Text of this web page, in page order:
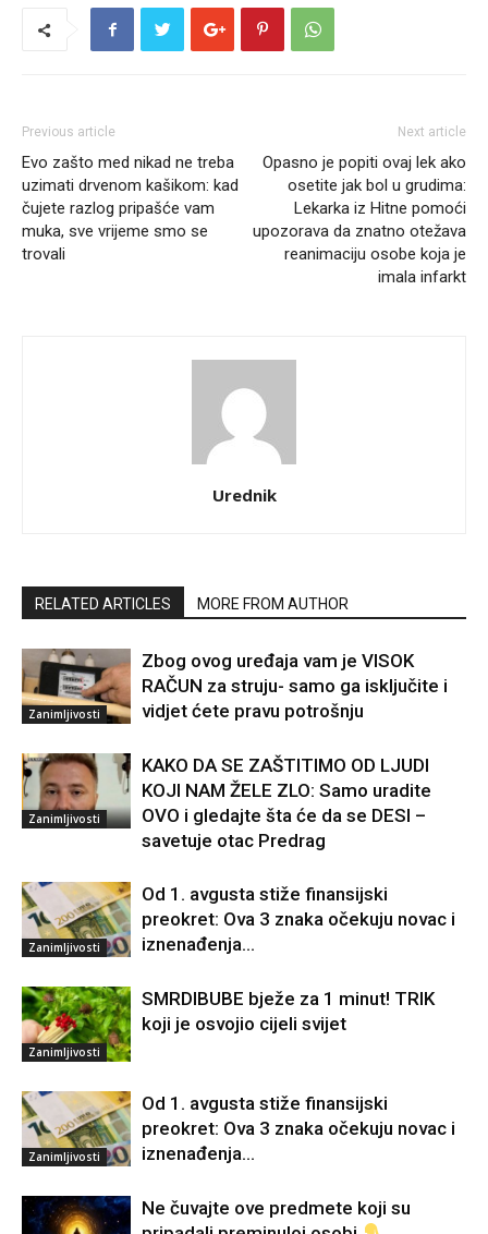
Previous article
Evo zašto med nikad ne treba
uzimati drvenom kašikom: kad
čujete razlog pripašće vam
muka, sve vrijeme smo se
trovali
Next article
Opasno je popiti ovaj lek ako
osetite jak bol u grudima:
Lekarka iz Hitne pomoći
upozorava da znatno otežava
reanimaciju osobe koja je
imala infarkt
Urednik
RELATED ARTICLES MORE FROM AUTHOR
Zanimljivosti
Zbog ovog uređaja vam je VISOK
RAČUN za struju- samo ga isključite i
vidjet ćete pravu potrošnju
Zanimljivosti
KAKO DA SE ZAŠTITIMO OD LJUDI
KOJI NAM ŽELE ZLO: Samo uradite
OVO i gledajte šta će da se DESI –
savetuje otac Predrag
Zanimljivosti
Od 1. avgusta stiže finansijski
preokret: Ova 3 znaka očekuju novac i
iznenađenja…
Zanimljivosti
SMRDIBUBE bježe za 1 minut! TRIK
koji je osvojio cijeli svijet
Zanimljivosti
Od 1. avgusta stiže finansijski
preokret: Ova 3 znaka očekuju novac i
iznenađenja…
Ne čuvajte ove predmete koji su